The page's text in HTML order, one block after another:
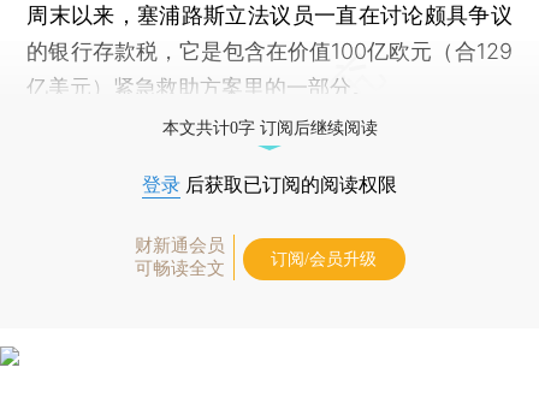
周末以来，塞浦路斯立法议员一直在讨论颇具争议
的银行存款税，它是包含在价值100亿欧元（合129
亿美元）紧急救助方案里的一部分。
本文共计0字 订阅后继续阅读
登录 后获取已订阅的阅读权限
财新通会员
可畅读全文
订阅/会员升级